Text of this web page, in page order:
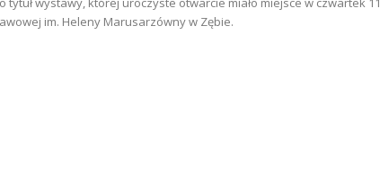
im. Heleny Marusarzówny w Zębie.